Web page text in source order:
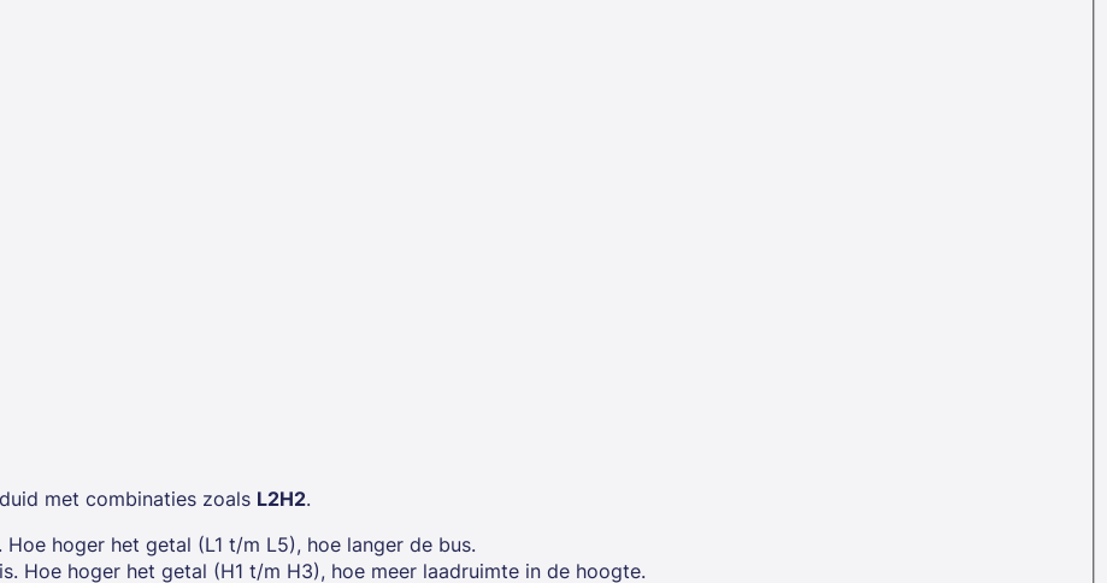
met combinaties zoals L2H2.
hoger het getal (L1 t/m L5), hoe langer de bus.
Hoe hoger het getal (H1 t/m H3), hoe meer laadruimte in de hoogte.